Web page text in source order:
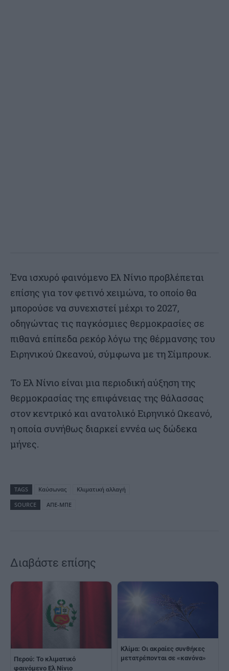
Ένα ισχυρό φαινόμενο Ελ Νίνιο προβλέπεται
επίσης για τον φετινό χειμώνα, το οποίο θα
μπορούσε να συνεχιστεί μέχρι το 2027,
οδηγώντας τις παγκόσμιες θερμοκρασίες σε
πιθανά επίπεδα ρεκόρ λόγω της θέρμανσης του
Ειρηνικού Ωκεανού, σύμφωνα με τη Σίμπρουκ.
Το Ελ Νίνιο είναι μια περιοδική αύξηση της
θερμοκρασίας της επιφάνειας της θάλασσας
στον κεντρικό και ανατολικό Ειρηνικό Ωκεανό,
η οποία συνήθως διαρκεί εννέα ως δώδεκα
μήνες.
TAGS Καύσωνας
Κλιματική αλλαγή
SOURCE
ΑΠΕ-ΜΠΕ
Διαβάστε επίσης
Περού: Το κλιματικό
φαινόμενο Ελ Νίνιο
Κλίμα: Οι ακραίες συνθήκες
μετατρέπονται σε «κανόνα»